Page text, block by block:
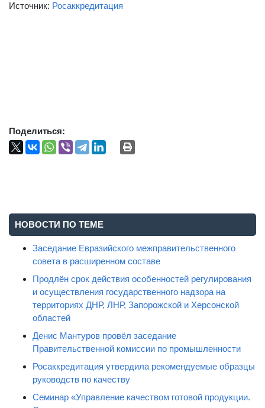
Источник: Росаккредитация
Поделиться:
НОВОСТИ ПО ТЕМЕ
Заседание Евразийского межправительственного
совета в расширенном составе
Продлён срок действия особенностей регулирования
и осуществления государственного надзора на
территориях ДНР, ЛНР, Запорожской и Херсонской
областей
Денис Мантуров провёл заседание
Правительственной комиссии по промышленности
Росаккредитация утвердила рекомендуемые образцы
руководств по качеству
Семинар «Управление качеством готовой продукции.